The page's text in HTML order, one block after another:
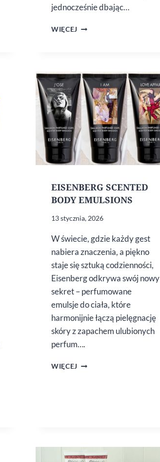
jednocześnie dbając…
WIĘCEJ BEZA
TONERY
ONLYBIO
HAIR
IN BALANCE
EISENBERG SCENTED
BODY EMULSIONS
13 stycznia, 2026
W świecie, gdzie każdy gest
nabiera znaczenia, a piękno
staje się sztuką codzienności,
Eisenberg odkrywa swój nowy
sekret – perfumowane
emulsje do ciała, które
harmonijnie łączą pielęgnację
skóry z zapachem ulubionych
perfum….
WIĘCEJ EISENBERG